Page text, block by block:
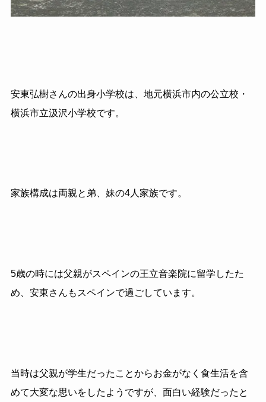
安東弘樹さんの出身小学校は、地元横浜市内の公立校・
横浜市立汲沢小学校です。
家族構成は両親と弟、妹の4人家族です。
5歳の時には父親がスペインの王立音楽院に留学したた
め、安東さんもスペインで過ごしています。
当時は父親が学生だったことからお金がなく食生活を含
めて大変な思いをしたようですが、面白い経験だったと